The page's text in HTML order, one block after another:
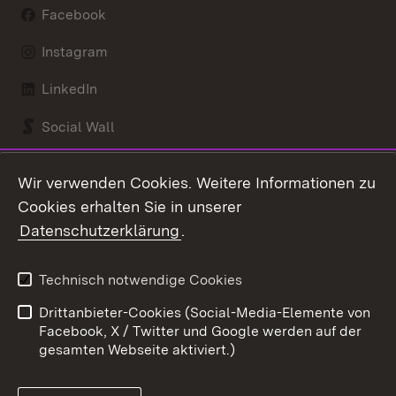
Facebook
Instagram
LinkedIn
Social Wall
Kontakt
Barrierefreiheit
Impressum
Cookies
Wir verwenden Cookies. Weitere Informationen zu
Cookies erhalten Sie in unserer
Datenschutzerklärung.
Technisch notwendige Cookies
Drittanbieter-Cookies (Social-Media-Elemente von
Facebook, X / Twitter und Google werden auf der
gesamten Webseite aktiviert.)